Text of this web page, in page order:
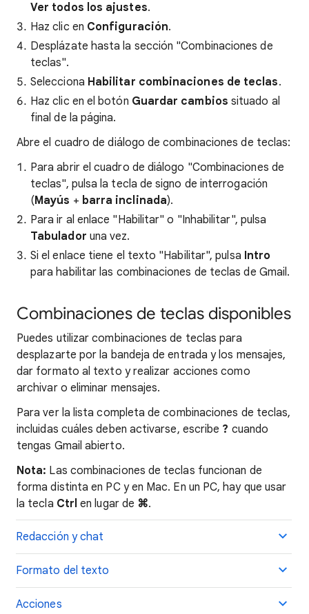
Ver todos los ajustes.
Haz clic en Configuración.
Desplázate hasta la sección "Combinaciones de
teclas".
Selecciona Habilitar combinaciones de teclas.
Haz clic en el botón Guardar cambios situado al
final de la página.
Abre el cuadro de diálogo de combinaciones de teclas:
Para abrir el cuadro de diálogo "Combinaciones de
teclas", pulsa la tecla de signo de interrogación
(Mayús + barra inclinada).
Para ir al enlace "Habilitar" o "Inhabilitar", pulsa
Tabulador una vez.
Si el enlace tiene el texto "Habilitar", pulsa Intro
para habilitar las combinaciones de teclas de Gmail.
Combinaciones de teclas disponibles
Puedes utilizar combinaciones de teclas para
desplazarte por la bandeja de entrada y los mensajes,
dar formato al texto y realizar acciones como
archivar o eliminar mensajes.
Para ver la lista completa de combinaciones de teclas,
incluidas cuáles deben activarse, escribe ? cuando
tengas Gmail abierto.
Nota: Las combinaciones de teclas funcionan de
forma distinta en PC y en Mac. En un PC, hay que usar
la tecla Ctrl en lugar de ⌘.
Redacción y chat
Formato del texto
Acciones